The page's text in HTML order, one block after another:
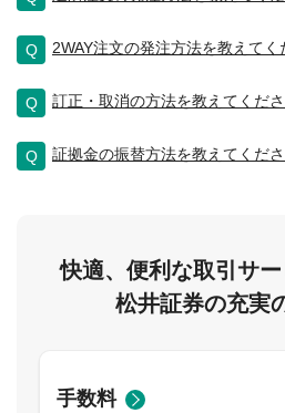
2WAY注文の発注方法を教えてく
訂正・取消の方法を教えてくださ
証拠金の振替方法を教えてくださ
快適、便利な取引サー
松井証券の充実
手数料